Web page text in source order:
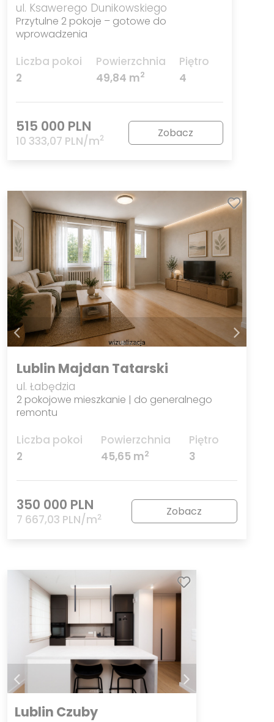
ul. Ksawerego Dunikowskiego
Przytulne 2 pokoje – gotowe do
wprowadzenia
Liczba pokoi
2
Powierzchnia
49,84 m2
Piętro
4
515 000 PLN
10 333,07 PLN/m2 Zobacz
Lublin Majdan Tatarski
ul. Łabędzia
2 pokojowe mieszkanie | do generalnego
remontu
Liczba pokoi
2
Powierzchnia
45,65 m2
Piętro
3
350 000 PLN
7 667,03 PLN/m2 Zobacz
Lublin Czuby